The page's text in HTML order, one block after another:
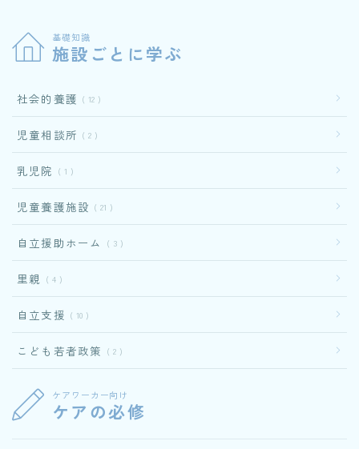
基礎知識
施設ごとに学ぶ
社会的養護 12
児童相談所 2
乳児院 1
児童養護施設 21
自立援助ホーム 3
里親 4
自立支援 10
こども若者政策 2
ケアワーカー向け
ケアの必修